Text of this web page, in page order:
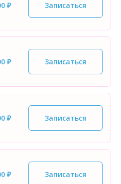
₽ Записаться
₽ Записаться
₽ Записаться
₽ Записаться